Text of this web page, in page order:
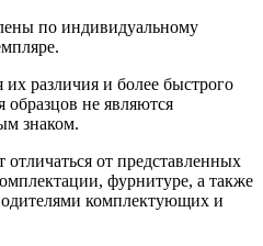
по индивидуальному
различия и более быстрого
образцов не являются
знаком.
от представленных
фурнитуре, а также
комплектующих и